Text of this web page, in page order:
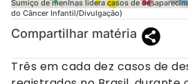
Sumiço de meninas lidera casos de
do Câncer Infantil/Divulgação)
Compartilhar matéria
Três em cada dez casos de